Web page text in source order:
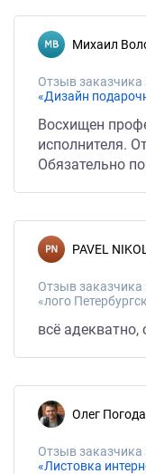
Михаил
Отзыв заказчика
«Дизайн
Восхищен
исполнителя.
Обязательно
PAVEL
Отзыв заказчика
«лого
всё адекватно,
Олег
Отзыв заказчика
«Листовка